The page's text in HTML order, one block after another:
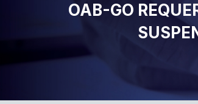
OAB-GO